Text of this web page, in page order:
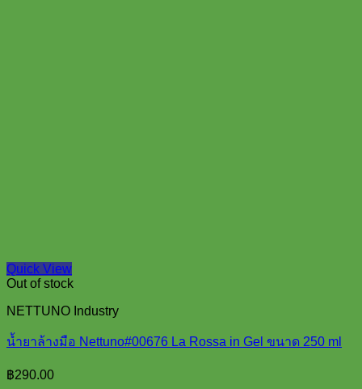
Quick View
Out of stock
NETTUNO Industry
น้ำยาล้างมือ Nettuno#00676 La Rossa in Gel ขนาด 250 ml
฿290.00